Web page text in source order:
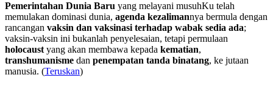
Pemerintahan Dunia Baru yang melayani musuhKu telah
memulakan dominasi dunia, agenda kezalimannya bermula dengan
rancangan vaksin dan vaksinasi terhadap wabak sedia ada;
vaksin-vaksin ini bukanlah penyelesaian, tetapi permulaan
holocaust yang akan membawa kepada kematian,
transhumanisme dan penempatan tanda binatang, ke jutaan
manusia. (Teruskan)